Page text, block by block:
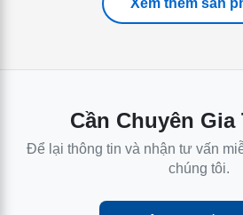
Xem thêm sản
Cần Chuyên Gia
Để lại thông tin và nhận tư vấn
chúng tôi.